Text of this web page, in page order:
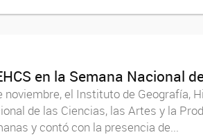
en la Semana Nacional
el Instituto de Geografía,
de las Ciencias, las Artes y la
y contó con la presencia de...